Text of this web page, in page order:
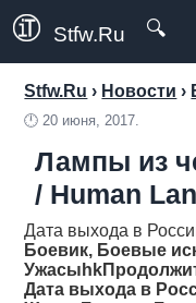
Stfw.Ru 🔍
Stfw.Ru › Новости ›
🕛20 июня, 2017.
Лампы из
/ Human
Дата выхода в
Боевик, Боевые
Ужасыhk
Дата выхода в